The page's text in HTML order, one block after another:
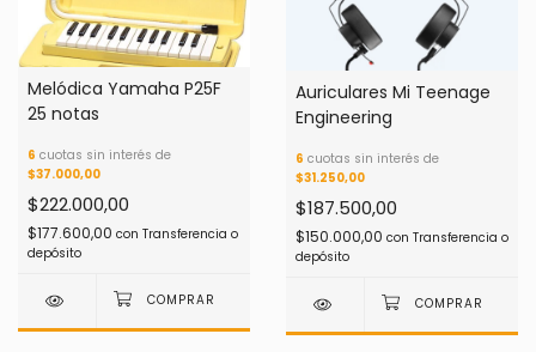
Melódica Yamaha P25F
25 notas
6 cuotas sin interés de
$37.000,00
$222.000,00
$177.600,00 con Transferencia o
depósito
Auriculares Mi Teenage
Engineering
6 cuotas sin interés de
$31.250,00
$187.500,00
$150.000,00 con Transferencia o
depósito